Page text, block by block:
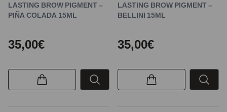
LASTING BROW PIGMENT –
PIÑA COLADA 15ML
35,00€
LASTING BROW PIGMENT –
BELLINI 15ML
35,00€